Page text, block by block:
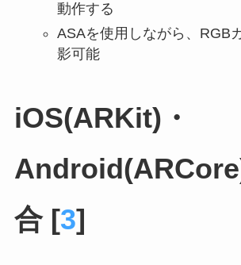
動作する
ASAを使用しながら、RGB
影可能
iOS(ARKit)・
合 [3]